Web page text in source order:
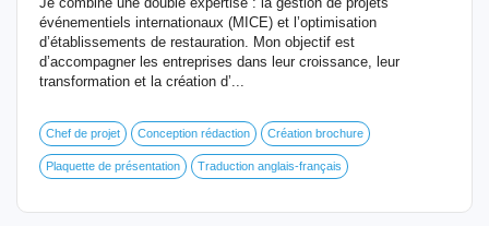
événementiels internationaux (MICE) et l’optimisation
d’établissements de restauration. Mon objectif est
d’accompagner les entreprises dans leur croissance, leur
transformation et la création d’...
Chef de projet Conception rédaction Création brochure
Plaquette de présentation Traduction anglais-français